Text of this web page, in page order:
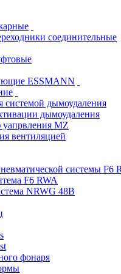
соединительные
ESSMANN
системой дымоудаления
дымоудаления
MZ
вентиляцией
системы F6
F6 RWA
NRWG 48В
фонаря